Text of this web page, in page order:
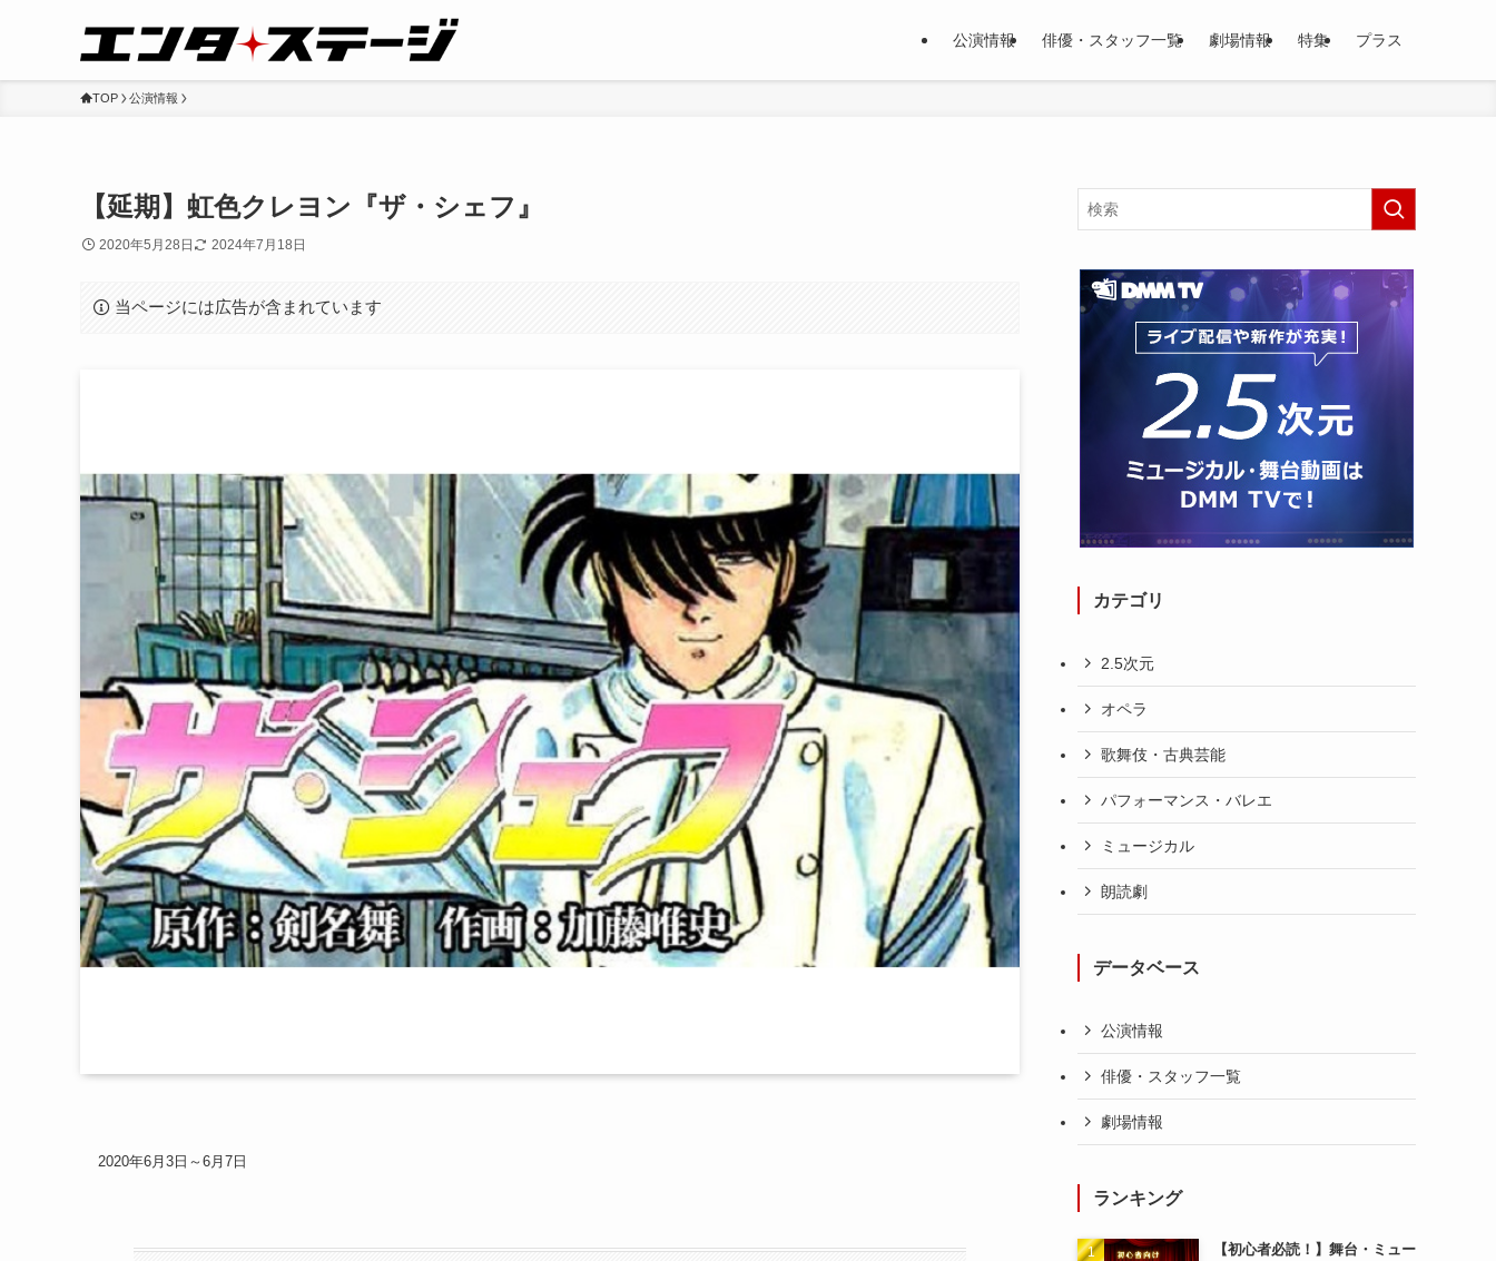
公演情報 俳優・スタッフ一覧 劇場情報 特集 プラス
TOP 公演情報
【延期】虹色クレヨン『ザ・シェフ』
2020年5月28日 2024年7月18日
当ページには広告が含まれています
2020年6月3日～6月7日
カテゴリ
2.5次元
オペラ
歌舞伎・古典芸能
パフォーマンス・バレエ
ミュージカル
朗読劇
データベース
公演情報
俳優・スタッフ一覧
劇場情報
ランキング
【初心者必読！】舞台・ミュー